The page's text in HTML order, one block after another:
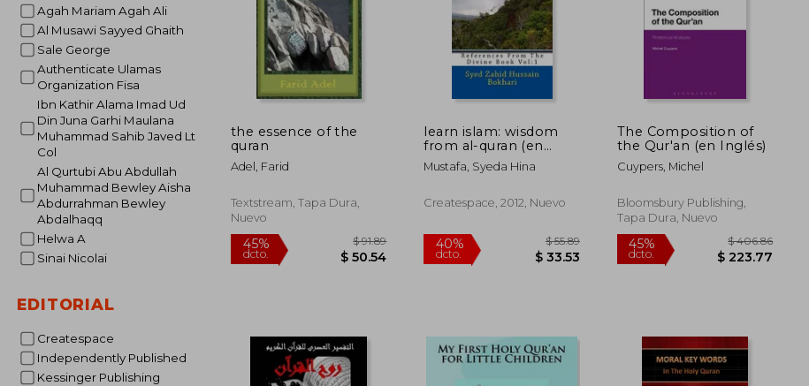
Agah Mariam Agah Ali
Al Musawi Sayyed Ghaith
Sale George
Authenticate Ulamas
Organization Fisa
Ibn Kathir Alama Imad Ud
Din Juna Garhi Maulana
Muhammad Sahib Javed Lt
Col
Al Qurtubi Abu Abdullah
Muhammad Bewley Aisha
Abdurrahman Bewley
Abdalhaqq
Helwa A
Sinai Nicolai
EDITORIAL
Createspace
Independently Published
Kessinger Publishing
the essence of the
quran
Adel, Farid
Textstream, Tapa Dura,
Nuevo
learn islam: wisdom
from al-quran (en
Inglés)
Mustafa, Syeda Hina
Createspace, 2012, Nuevo
The Composition of
the Qur'an (en Inglés)
Cuypers, Michel
Bloomsbury Publishing,
Tapa Dura, Nuevo